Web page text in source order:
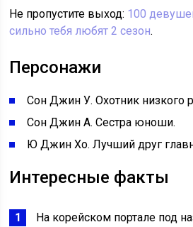
Не пропустите выход: 100
сильно тебя любят 2 сезон.
Персонажи
Сон Джин У. Охотник низкого
Сон Джин А. Сестра юноши.
Ю Джин Хо. Лучший друг
Интересные факты
На корейском портале под